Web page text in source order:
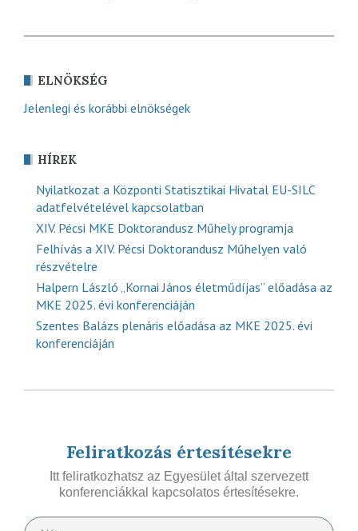
ELNÖKSÉG
Jelenlegi és korábbi elnökségek
HÍREK
Nyilatkozat a Központi Statisztikai Hivatal EU-SILC
adatfelvételével kapcsolatban
XIV. Pécsi MKE Doktorandusz Műhely programja
Felhívás a XIV. Pécsi Doktorandusz Műhelyen való
részvételre
Halpern László „Kornai János életműdíjas” előadása az
MKE 2025. évi konferenciáján
Szentes Balázs plenáris előadása az MKE 2025. évi
konferenciáján
Feliratkozás értesítésekre
Itt feliratkozhatsz az Egyesület által szervezett
konferenciákkal kapcsolatos értesítésekre.